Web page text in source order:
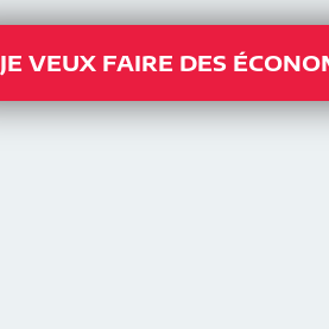
JE VEUX FAIRE DES